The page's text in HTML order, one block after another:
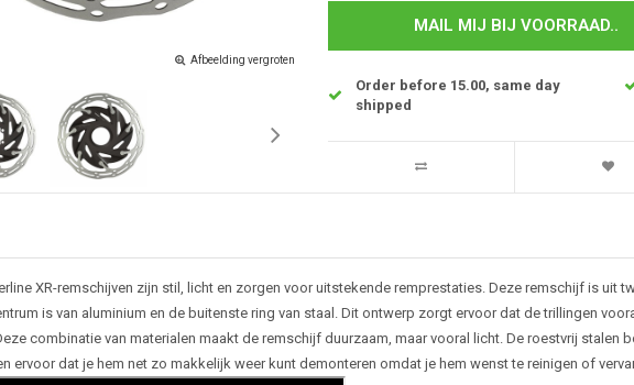
Afbeelding vergroten
MAIL MIJ BIJ VOORRAAD..
Order before 15.00, same day
shipped
XR-remschijven zijn stil, licht en zorgen voor uitstekende remprestaties. Deze remschijf is uit
is van aluminium en de buitenste ring van staal. Dit ontwerp zorgt ervoor dat de trillingen
combinatie van materialen maakt de remschijf duurzaam, maar vooral licht. De roestvrij stalen
ervoor dat je hem net zo makkelijk weer kunt demonteren omdat je hem wenst te reinigen of